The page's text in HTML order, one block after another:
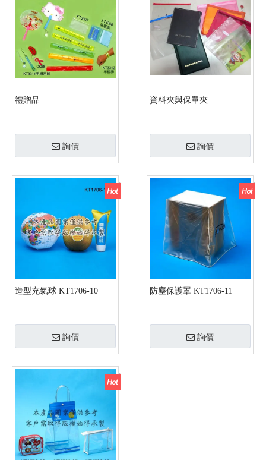
禮贈品
詢價
資料夾與保單夾
詢價
造型充氣球 KT1706-10
詢價
防塵保護罩 KT1706-11
詢價